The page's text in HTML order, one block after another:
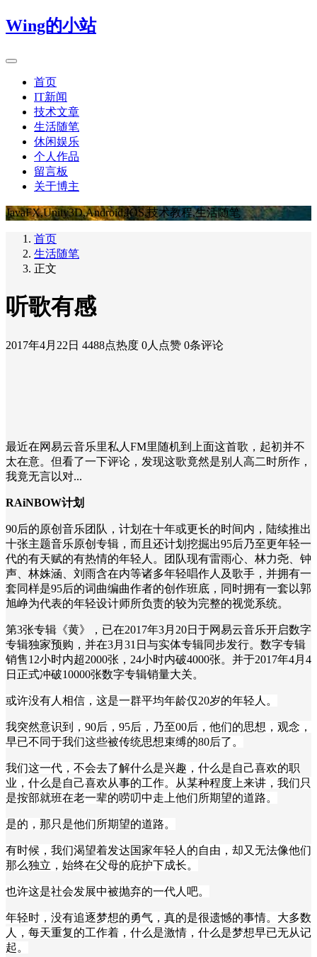
Wing的小站
首页
IT新闻
技术文章
生活随笔
休闲娱乐
个人作品
留言板
关于博主
JavaFX,Unity3D,Android,IOS,技术教程,生活随笔
首页
生活随笔
正文
听歌有感
2017年4月22日 4488点热度 0人点赞 0条评论
最近在网易云音乐里私人FM里随机到上面这首歌，起初并不
太在意。但看了一下评论，发现这歌竟然是别人高二时所作，
我竟无言以对...
RAiNBOW计划
90后的原创音乐团队，计划在十年或更长的时间内，陆续推出
十张主题音乐原创专辑，而且还计划挖掘出95后乃至更年轻一
代的有天赋的有热情的年轻人。团队现有雷雨心、林力尧、钟
声、林姝涵、刘雨含在内等诸多年轻唱作人及歌手，并拥有一
套同样是95后的词曲编曲作者的创作班底，同时拥有一套以郭
旭峥为代表的年轻设计师所负责的较为完整的视觉系统。
第3张专辑《黄》，已在2017年3月20日于网易云音乐开启数字
专辑独家预购，并在3月31日与实体专辑同步发行。数字专辑
销售12小时内超2000张，24小时内破4000张。并于2017年4月4
日正式冲破10000张数字专辑销量大关。
或许没有人相信，这是一群平均年龄仅20岁的年轻人。
我突然意识到，90后，95后，乃至00后，他们的思想，观念，
早已不同于我们这些被传统思想束缚的80后了。
我们这一代，不会去了解什么是兴趣，什么是自己喜欢的职
业，什么是自己喜欢从事的工作。从某种程度上来讲，我们只
是按部就班在老一辈的唠叨中走上他们所期望的道路。
是的，那只是他们所期望的道路。
有时候，我们渴望着发达国家年轻人的自由，却又无法像他们
那么独立，始终在父母的庇护下成长。
也许这是社会发展中被抛弃的一代人吧。
年轻时，没有追逐梦想的勇气，真的是很遗憾的事情。大多数
人，每天重复的工作着，什么是激情，什么是梦想早已无从记
起。